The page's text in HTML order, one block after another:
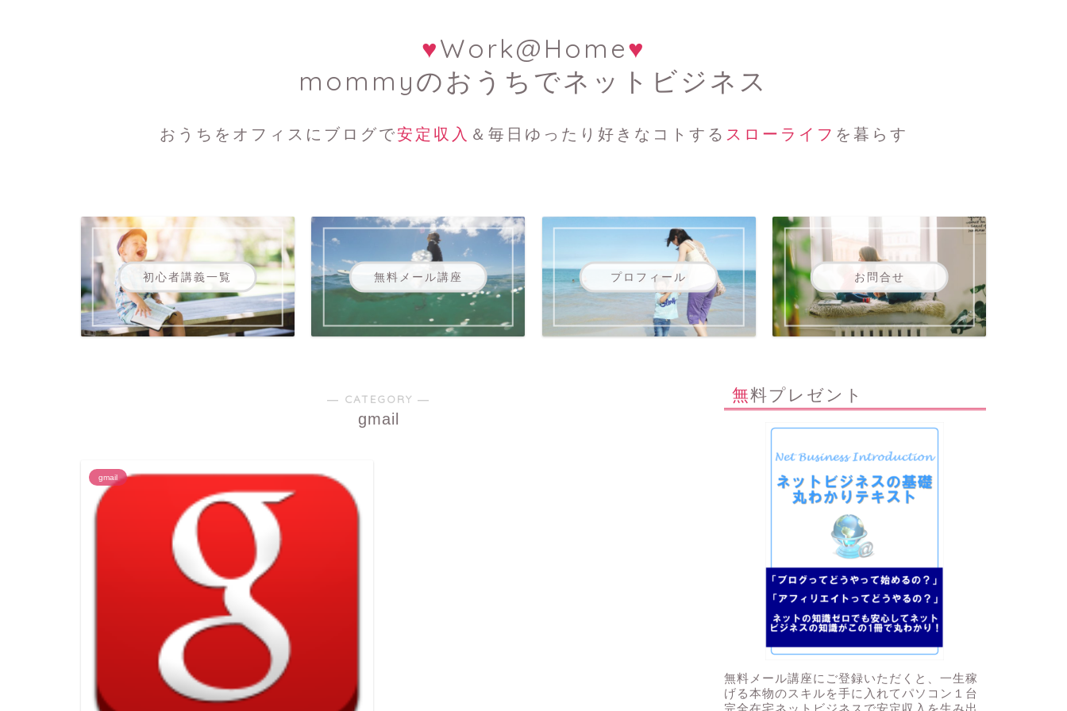
♥Work@Home♥
mommyのおうちでネットビジネス
おうちをオフィスにブログで安定収入 ＆毎日ゆったり好きなコトする スローライフ を暮らす
初心者講義一覧 無料メール講座 プロフィール お問合せ
― CATEGORY ―
gmail
gmail
無料プレゼント
無料メール講座にご登録いただくと、一生稼
げる本物のスキルを手に入れてパソコン１台
完全在宅ネットビジネスで安定収入を生み出